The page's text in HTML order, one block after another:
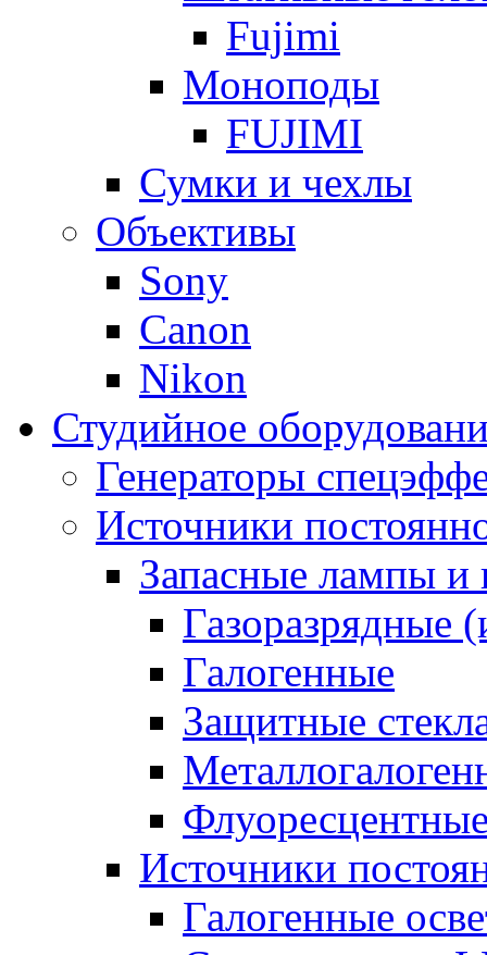
Fujimi
Моноподы
FUJIMI
Сумки и чехлы
Объективы
Sony
Canon
Nikon
Студийное
Генераторы
Источники
Запасные лампы и
Газоразрядные
Галогенные
Защитные
Источники
Галогенные